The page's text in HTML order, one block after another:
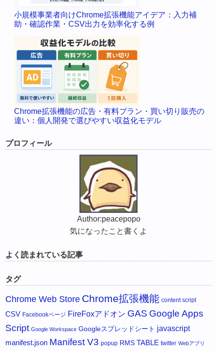
小規模事業者向けChrome拡張機能アイデア：入力補
助・確認作業・CSV出力を効率化する例
Chrome拡張機能の広告・有料プラン・買い切り販売の
違い：個人開発で選びやすい収益化モデル
プロフィール
Author:peacepopo
気になったこと書くよ
よく読まれている記事
タグ
Chrome Web Store Chrome拡張機能 content script
CSV Facebookページ FireFoxアドオン GAS Google Apps
Script Google Workspace Googleスプレッドシート javascript
manifest.json Manifest V3 popup RMS TABLE twitter Webアプリ